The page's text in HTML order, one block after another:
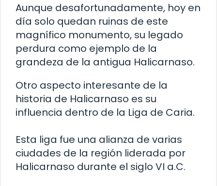
Aunque desafortunadamente, hoy en
día solo quedan ruinas de este
magnífico monumento, su legado
perdura como ejemplo de la
grandeza de la antigua Halicarnaso.
Otro aspecto interesante de la
historia de Halicarnaso es su
influencia dentro de la Liga de Caria.
Esta liga fue una alianza de varias
ciudades de la región liderada por
Halicarnaso durante el siglo VI a.C.